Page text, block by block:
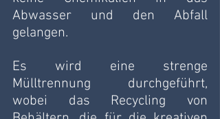
Abwasser und den Abfall
gelangen.
Es wird eine strenge
Mülltrennung durchgeführt,
wobei das Recycling von